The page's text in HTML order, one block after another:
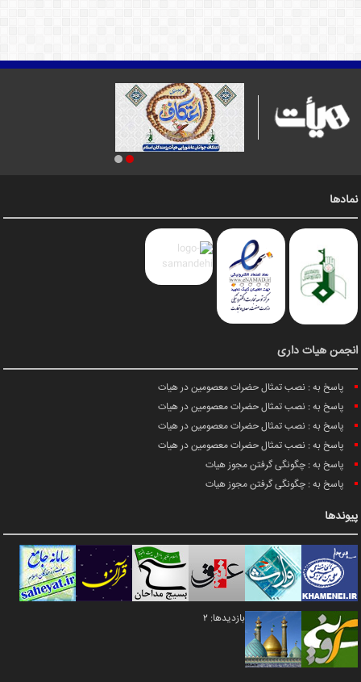
نمادها
انجمن هیات داری
پاسخ به : نصب تمثال حضرات معصومین در هیات
پاسخ به : نصب تمثال حضرات معصومین در هیات
پاسخ به : نصب تمثال حضرات معصومین در هیات
پاسخ به : نصب تمثال حضرات معصومین در هیات
پاسخ به : چگونگی گرفتن مجوز هیات
پاسخ به : چگونگی گرفتن مجوز هیات
پیوندها
بازدیدها: 2